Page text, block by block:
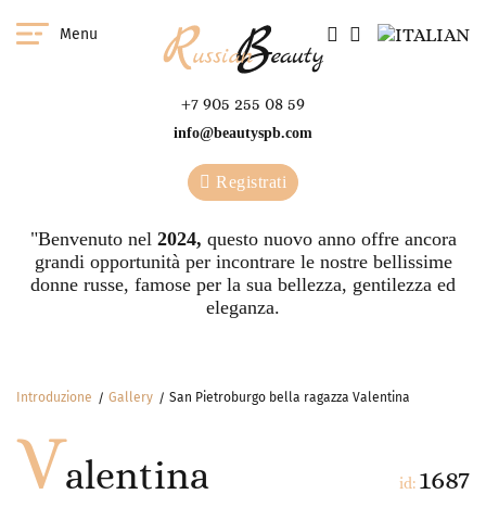
Menu
+7 905 255 08 59
info@beautyspb.com
Registrati
"Benvenuto nel 2024, questo nuovo anno offre ancora
grandi opportunità per incontrare le nostre bellissime
donne russe, famose per la sua bellezza, gentilezza ed
eleganza.
Introduzione Gallery San Pietroburgo bella ragazza Valentina
Valentina id: 1687